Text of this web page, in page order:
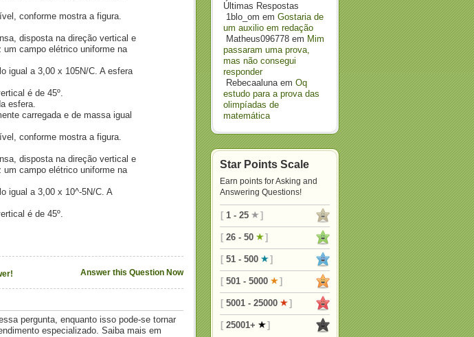
conforme mostra a figura.
disposta na direção vertical e
um campo elétrico uniforme na
igual a 3,00 x 105N/C. A esfera
é de 45º.
esfera.
carregada e de massa igual
conforme mostra a figura.
disposta na direção vertical e
um campo elétrico uniforme na
igual a 3,00 x 10^-5N/C. A
é de 45º.
Answer this Question Now
pergunta, enquanto isso pode-se tornar
especializado. Saiba mais em
Últimas Respostas
1blo_om em Gostaria de
um auxilio em redação
Matheus096778 em Mim
passaram uma prova,
mas não consegui
responder
Rebecaalunaem Oq
estudo para a prova das
olimpíadas de
matemática
Star Points Scale
Earn points for Asking and
Answering Questions!
[ 1 - 25 ]
[ 26 - 50 ]
[ 51 - 500 ]
[ 501 - 5000 ]
[ 5001 - 25000 ]
[ 25001+ ]